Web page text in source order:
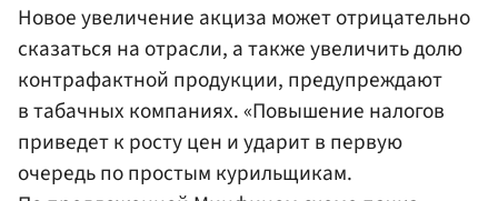
Новое увеличение акциза может отрицательно
сказаться на отрасли, а также увеличить долю
контрафактной продукции, предупреждают
в табачных компаниях. «Повышение налогов
приведет к росту цен и ударит в первую
очередь по простым курильщикам.